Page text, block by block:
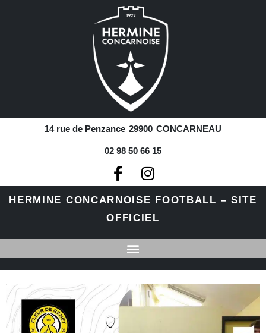
14 rue de Penzance 29900 CONCARNEAU
02 98 50 66 15
HERMINE CONCARNOISE FOOTBALL – SITE
OFFICIEL